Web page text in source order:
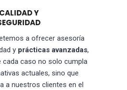
CALIDAD Y
a ofrecer asesoría
y prácticas avanzadas,
cada caso no solo cumpla
actuales, sino que
a nuestros clientes en el